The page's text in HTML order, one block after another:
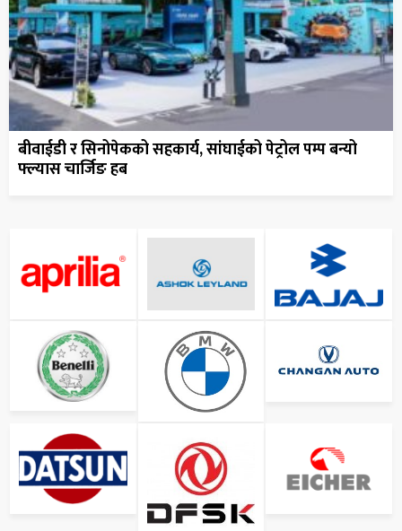
बीवाईडी र सिनोपेकको सहकार्य, सांघाईको पेट्रोल पम्प बन्यो
फ्ल्यास चार्जिङ हब